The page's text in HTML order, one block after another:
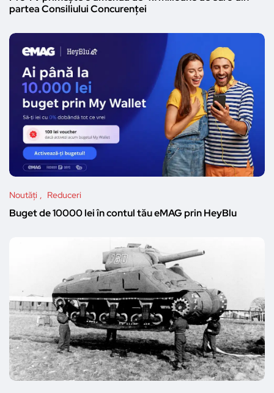
partea Consiliului Concurenței
Noutăți Reduceri
Buget de 10000 lei în contul tău eMAG prin HeyBlu